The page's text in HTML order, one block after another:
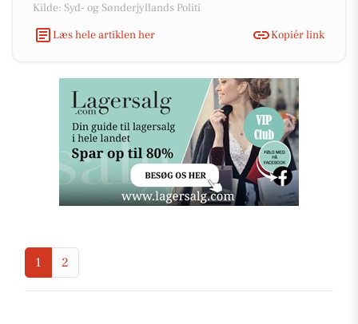
Kilde: Syd- og Sønderjyllands Politi
Læs hele artiklen her
Kopiér link
1 2